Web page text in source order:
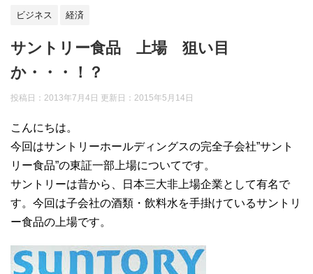
ビジネス 経済
サントリー食品 上場 狙い目
か・・・！？
投稿日：2013年7月4日 更新日： 2015年5月14日
こんにちは。
今回はサントリーホールディングスの完全子会社”サント
リー食品”の東証一部上場についてです。
サントリーは昔から、日本三大非上場企業として有名で
す。今回は子会社の酒類・飲料水を手掛けているサントリ
ー食品の上場です。